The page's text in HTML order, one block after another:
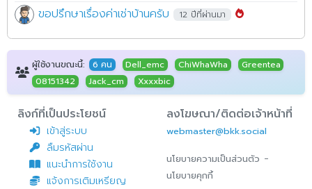
ขอปรึกษาเรื่องค่าเช่าบ้านครับ 12 ปีที่ผ่านมา
ผู้ใช้งานขณะนี้: 6 คน Dell_emc ChiWhaWha
Greentea
08151342
Jack_cm Xxxxbic
ลิงก์ที่เป็นประโยชน์
เข้าสู่ระบบ
ลืมรหัสผ่าน
แนะนำการใช้งาน
แจ้งการเติมเหรียญ
ลงโฆษณา/ติดต่อเจ้าหน้าที่
webmaster@bkk.social
นโยบายความเป็นส่วนตัว -
นโยบายคุกกี้